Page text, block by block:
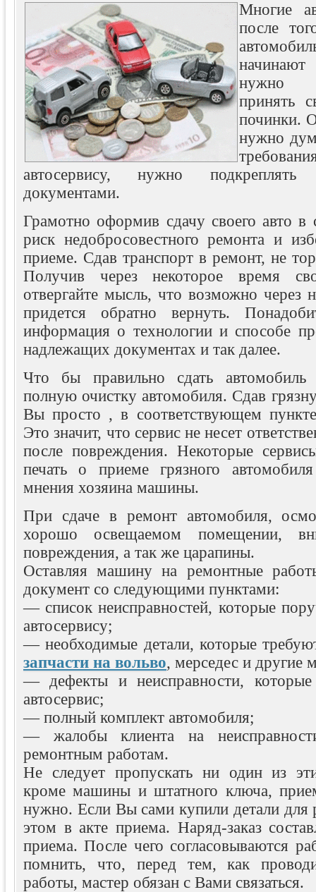
Многие
после
начинают
нужно
принять
починки.
нужно
автосервису, нужно подкреплять
документами.
Грамотно оформив сдачу своего авто в
риск недобросовестного ремонта и
приеме. Сдав транспорт в ремонт, не
Получив через некоторое время
отвергайте мысль, что возможно через
придется обратно вернуть.
информация о технологии и способе
надлежащих документах и так далее.
Что бы правильно сдать
полную очистку автомобиля. Сдав
Вы просто , в соответствующем пункте
Это значит, что сервис не несет
после повреждения. Некоторые
печать о приеме грязного
мнения хозяина машины.
При сдаче в ремонт автомобиля,
хорошо освещаемом помещении,
повреждения, а так же царапины.
Оставляя машину на ремонтные
документ со следующими пунктами:
— список неисправностей, которые
автосервису;
— необходимые детали, которые
запчасти на вольво, мерседес и другие
— дефекты и неисправности, которые
автосервис;
— полный комплект автомобиля;
— жалобы клиента на
ремонтным работам.
Не следует пропускать ни один из
кроме машины и штатного ключа,
нужно. Если Вы сами купили детали для
этом в акте приема. Наряд-заказ
приема. После чего согласовываются
помнить, что, перед тем, как
работы, мастер обязан с Вами связаться.